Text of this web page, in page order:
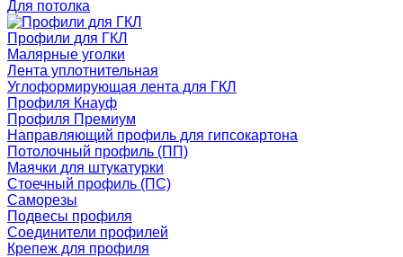
Для потолка
Профили для ГКЛ
Малярные уголки
Лента уплотнительная
Углоформирующая лента для ГКЛ
Профиля Кнауф
Профиля Премиум
Направляющий профиль для гипсокартона
Потолочный профиль (ПП)
Маячки для штукатурки
Стоечный профиль (ПС)
Саморезы
Подвесы профиля
Соединители профилей
Крепеж для профиля